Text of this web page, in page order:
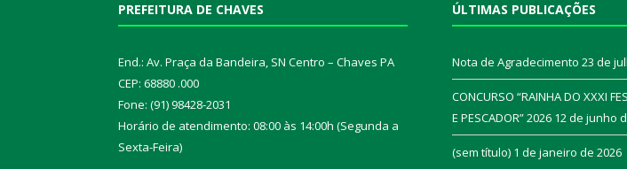
PREFEITURA DE CHAVES
End.: Av. Praça da Bandeira, SN Centro – Chaves PA
CEP: 68880 .000
Fone: (91) 98428-2031
Horário de atendimento: 08:00 às 14:00h (Segunda a
Sexta-Feira)
ÚLTIMAS PUBLICAÇÕES
Nota de Agradecimento 23 de
CONCURSO “RAINHA DO XXXI
E PESCADOR” 2026 12 de junho
(sem título) 1 de janeiro de 2026